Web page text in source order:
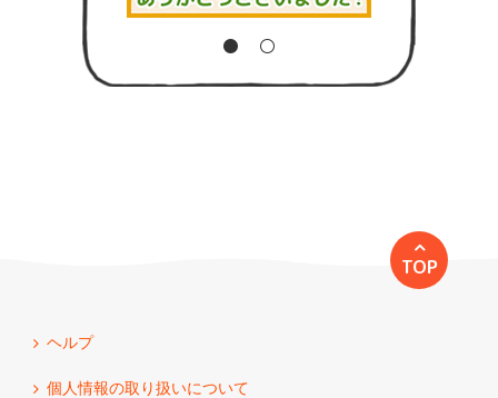
TOP
ヘルプ
個人情報の取り扱いについて